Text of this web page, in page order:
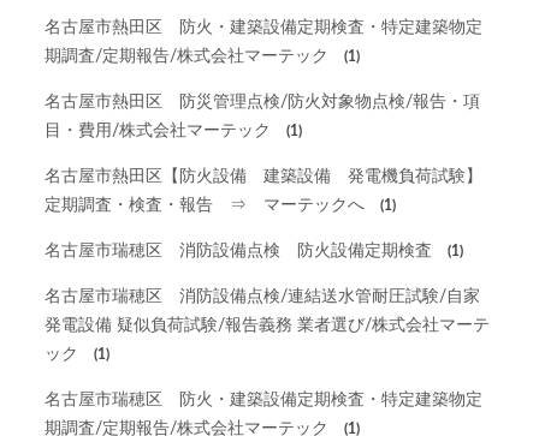
名古屋市熱田区 防火・建築設備定期検査・特定建築物定
期調査/定期報告/株式会社マーテック
(1)
名古屋市熱田区 防災管理点検/防火対象物点検/報告・項
目・費用/株式会社マーテック
(1)
名古屋市熱田区【防火設備 建築設備 発電機負荷試験】
定期調査・検査・報告 ⇒ マーテックへ
(1)
名古屋市瑞穂区 消防設備点検 防火設備定期検査 (1)
名古屋市瑞穂区 消防設備点検/連結送水管耐圧試験/自家
発電設備 疑似負荷試験/報告義務 業者選び/株式会社マーテ
ック
(1)
名古屋市瑞穂区 防火・建築設備定期検査・特定建築物定
期調査/定期報告/株式会社マーテック
(1)